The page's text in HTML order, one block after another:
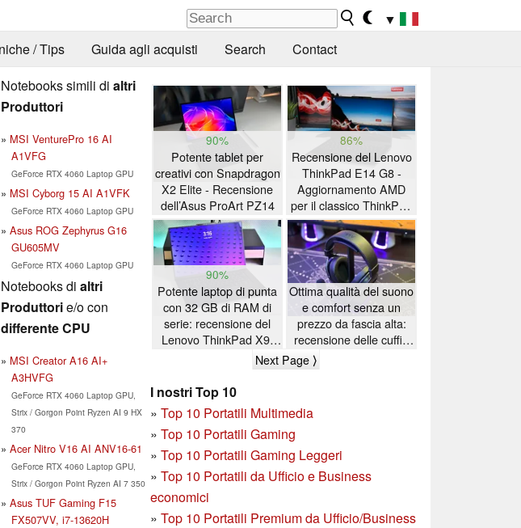
▼
/ Tips Guida agli acquisti Search Contact
Notebooks simili di altri
Produttori
MSI VenturePro 16 AI
A1VFG
GeForce RTX 4060 Laptop GPU
MSI Cyborg 15 AI A1VFK
GeForce RTX 4060 Laptop GPU
Asus ROG Zephyrus G16
GU605MV
GeForce RTX 4060 Laptop GPU
Notebooks di altri
Produttorie/o con
differente CPU
MSI Creator A16 AI+
A3HVFG
GeForce RTX 4060 Laptop GPU,
Strix / Gorgon Point Ryzen AI 9 HX
370
Acer Nitro V16 AI ANV16-61
GeForce RTX 4060 Laptop GPU,
Strix / Gorgon Point Ryzen AI 7 350
Asus TUF Gaming F15
FX507VV, i7-13620H
90%
Potente tablet per
creativi con Snapdragon
X2 Elite - Recensione
dell’Asus ProArt PZ14
86%
Recensione del Lenovo
ThinkPad E14 G8 -
Aggiornamento AMD
per il classico ThinkPad
con lunga autonomia
della batteria
90%
Potente laptop di punta
con 32 GB di RAM di
serie: recensione del
Lenovo ThinkPad X9-
Ottima qualità del suono
e comfort senza un
prezzo da fascia alta:
recensione delle cuffie
da gioco Akko Verge S9
Next Page ⟩
I nostri Top 10
» Top 10 Portatili Multimedia
» Top 10 Portatili Gaming
» Top 10 Portatili Gaming Leggeri
» Top 10 Portatili da Ufficio e Business
economici
» Top 10 Portatili Premium da Ufficio/Business